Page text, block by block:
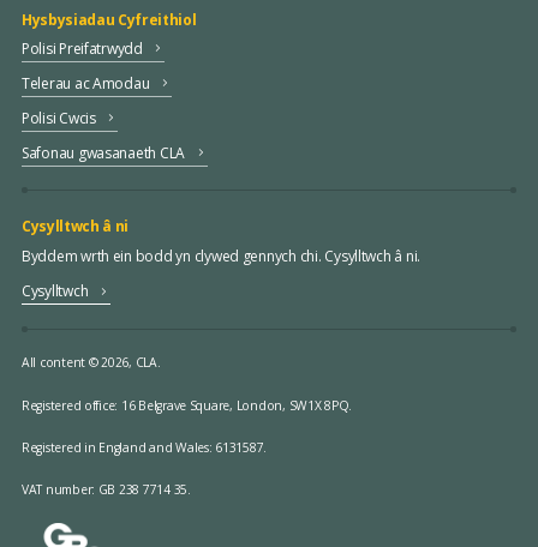
Hysbysiadau Cyfreithiol
Polisi Preifatrwydd
Telerau ac Amodau
Polisi Cwcis
Safonau gwasanaeth CLA
Cysylltwch â ni
Byddem wrth ein bodd yn clywed gennych chi. Cysylltwch â ni.
Cysylltwch
All content © 2026, CLA.
Registered office: 16 Belgrave Square, London, SW1X 8PQ.
Registered in England and Wales: 6131587.
VAT number: GB 238 7714 35.